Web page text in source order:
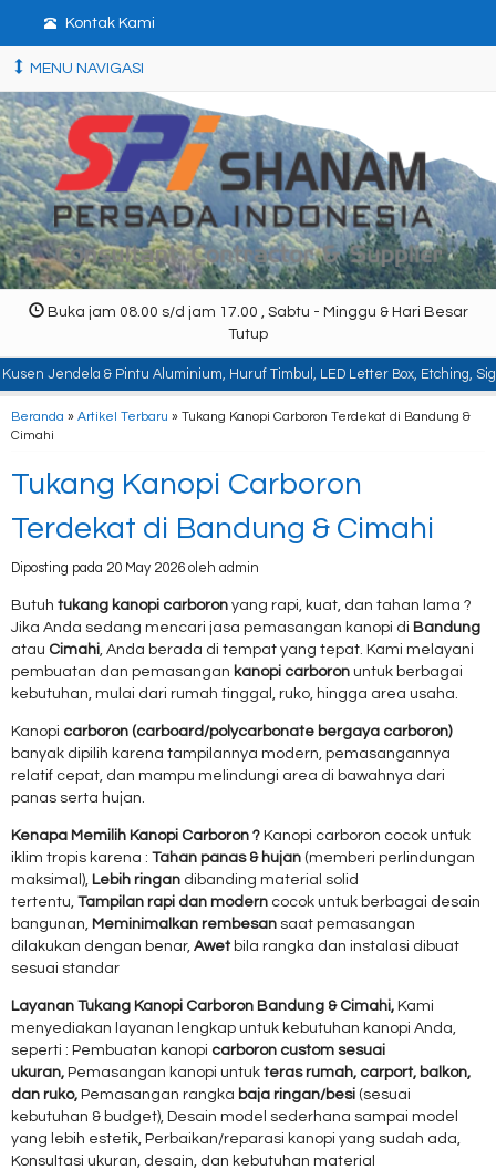
Kontak Kami
MENU NAVIGASI
Buka jam 08.00 s/d jam 17.00 , Sabtu - Minggu & Hari Besar
Tutup
Jendela & Pintu Aluminium, Huruf Timbul, LED Letter Box, Etching,
Beranda » Artikel Terbaru » Tukang Kanopi Carboron Terdekat di Bandung &
Cimahi
Tukang Kanopi Carboron
Terdekat di Bandung & Cimahi
Diposting pada 20 May 2026 oleh admin
Butuh tukang kanopi carboron yang rapi, kuat, dan tahan lama ?
Jika Anda sedang mencari jasa pemasangan kanopi di Bandung
atau Cimahi, Anda berada di tempat yang tepat. Kami melayani
pembuatan dan pemasangan kanopi carboron untuk berbagai
kebutuhan, mulai dari rumah tinggal, ruko, hingga area usaha.
Kanopi carboron (carboard/polycarbonate bergaya carboron)
banyak dipilih karena tampilannya modern, pemasangannya
relatif cepat, dan mampu melindungi area di bawahnya dari
panas serta hujan.
Kenapa Memilih Kanopi Carboron ? Kanopi carboron cocok untuk
iklim tropis karena : Tahan panas & hujan (memberi perlindungan
maksimal), Lebih ringan dibanding material solid
tertentu, Tampilan rapi dan modern cocok untuk berbagai desain
bangunan, Meminimalkan rembesan saat pemasangan
dilakukan dengan benar, Awet bila rangka dan instalasi dibuat
sesuai standar
Layanan Tukang Kanopi Carboron Bandung & Cimahi, Kami
menyediakan layanan lengkap untuk kebutuhan kanopi Anda,
seperti : Pembuatan kanopi carboron custom sesuai
ukuran, Pemasangan kanopi untuk teras rumah, carport, balkon,
dan ruko, Pemasangan rangka baja ringan/besi (sesuai
kebutuhan & budget), Desain model sederhana sampai model
yang lebih estetik, Perbaikan/reparasi kanopi yang sudah ada,
Konsultasi ukuran, desain, dan kebutuhan material